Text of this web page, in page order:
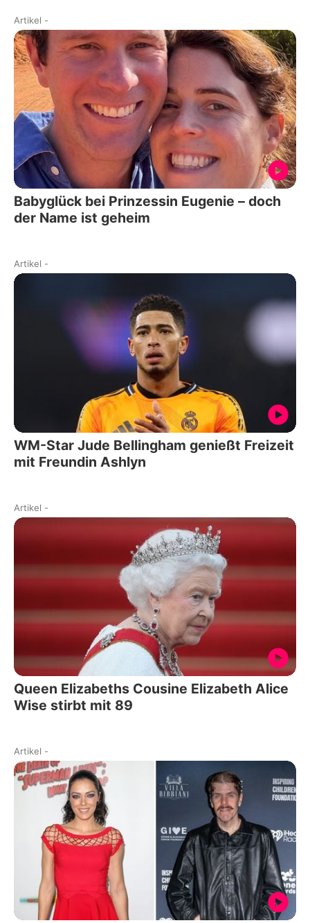
Artikel -
Babyglück bei Prinzessin Eugenie – doch
der Name ist geheim
Artikel -
WM-Star Jude Bellingham genießt Freizeit
mit Freundin Ashlyn
Artikel -
Queen Elizabeths Cousine Elizabeth Alice
Wise stirbt mit 89
Artikel -